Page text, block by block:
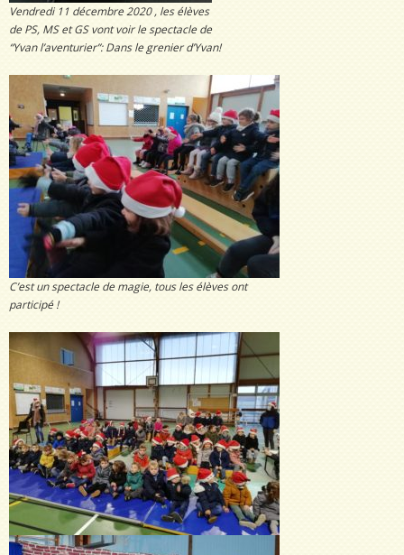
Vendredi 11 décembre 2020 , les élèves
de PS, MS et GS vont voir le spectacle de
“Yvan l’aventurier”: Dans le grenier d’Yvan!
C’est un spectacle de magie, tous les élèves ont
participé !